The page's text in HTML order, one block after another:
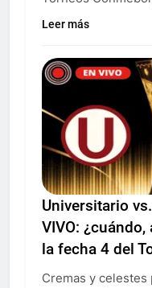
Leer más
Universitario
VIVO:
la fecha 4 del
Cremas y